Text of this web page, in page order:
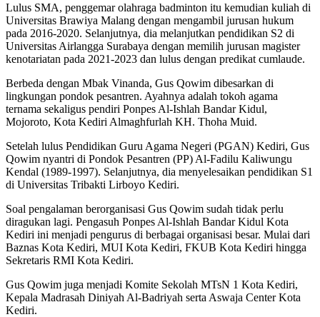
Lulus SMA, penggemar olahraga badminton itu kemudian kuliah di
Universitas Brawiya Malang dengan mengambil jurusan hukum
pada 2016-2020. Selanjutnya, dia melanjutkan pendidikan S2 di
Universitas Airlangga Surabaya dengan memilih jurusan magister
kenotariatan pada 2021-2023 dan lulus dengan predikat cumlaude.
Berbeda dengan Mbak Vinanda, Gus Qowim dibesarkan di
lingkungan pondok pesantren. Ayahnya adalah tokoh agama
ternama sekaligus pendiri Ponpes Al-Ishlah Bandar Kidul,
Mojoroto, Kota Kediri Almaghfurlah KH. Thoha Muid.
Setelah lulus Pendidikan Guru Agama Negeri (PGAN) Kediri, Gus
Qowim nyantri di Pondok Pesantren (PP) Al-Fadilu Kaliwungu
Kendal (1989-1997). Selanjutnya, dia menyelesaikan pendidikan S1
di Universitas Tribakti Lirboyo Kediri.
Soal pengalaman berorganisasi Gus Qowim sudah tidak perlu
diragukan lagi. Pengasuh Ponpes Al-Ishlah Bandar Kidul Kota
Kediri ini menjadi pengurus di berbagai organisasi besar. Mulai dari
Baznas Kota Kediri, MUI Kota Kediri, FKUB Kota Kediri hingga
Sekretaris RMI Kota Kediri.
Gus Qowim juga menjadi Komite Sekolah MTsN 1 Kota Kediri,
Kepala Madrasah Diniyah Al-Badriyah serta Aswaja Center Kota
Kediri.